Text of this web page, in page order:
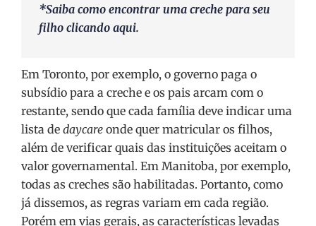
*Saiba como encontrar uma creche para seu
filho clicando aqui.
Em Toronto, por exemplo, o governo paga o
subsídio para a creche e os pais arcam com o
restante, sendo que cada família deve indicar uma
lista de daycare onde quer matricular os filhos,
além de verificar quais das instituições aceitam o
valor governamental. Em Manitoba, por exemplo,
todas as creches são habilitadas. Portanto, como
já dissemos, as regras variam em cada região.
Porém em vias gerais, as características levadas